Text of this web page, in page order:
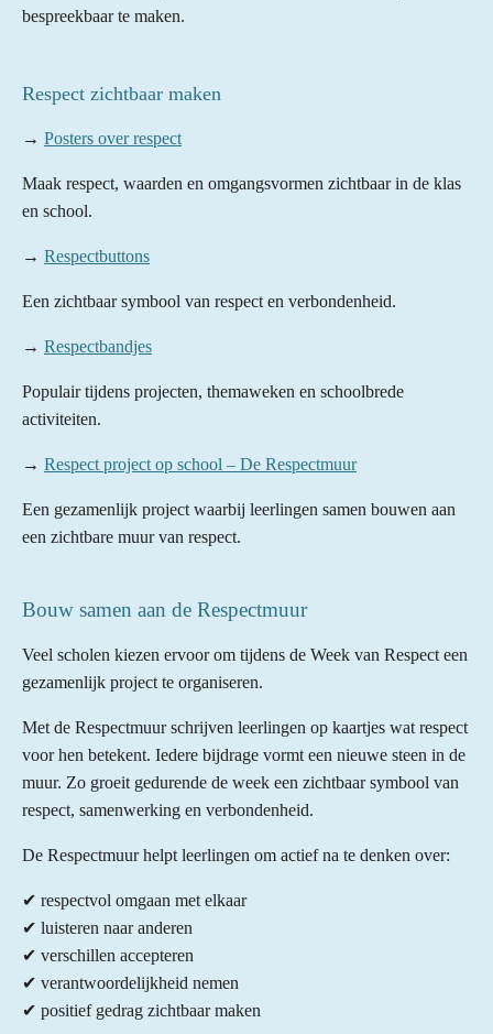
bespreekbaar te maken.
Respect zichtbaar maken
→ Posters over respect
Maak respect, waarden en omgangsvormen zichtbaar in de klas
en school.
→ Respectbuttons
Een zichtbaar symbool van respect en verbondenheid.
→ Respectbandjes
Populair tijdens projecten, themaweken en schoolbrede
activiteiten.
→ Respect project op school – De Respectmuur
Een gezamenlijk project waarbij leerlingen samen bouwen aan
een zichtbare muur van respect.
Bouw samen aan de Respectmuur
Veel scholen kiezen ervoor om tijdens de Week van Respect een
gezamenlijk project te organiseren.
Met de Respectmuur schrijven leerlingen op kaartjes wat respect
voor hen betekent. Iedere bijdrage vormt een nieuwe steen in de
muur. Zo groeit gedurende de week een zichtbaar symbool van
respect, samenwerking en verbondenheid.
De Respectmuur helpt leerlingen om actief na te denken over:
✔ respectvol omgaan met elkaar
✔ luisteren naar anderen
✔ verschillen accepteren
✔ verantwoordelijkheid nemen
✔ positief gedrag zichtbaar maken